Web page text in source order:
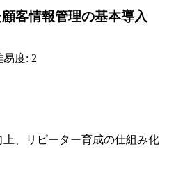
客情報管理の基本導入
易度: 2
、リピーター育成の仕組み化